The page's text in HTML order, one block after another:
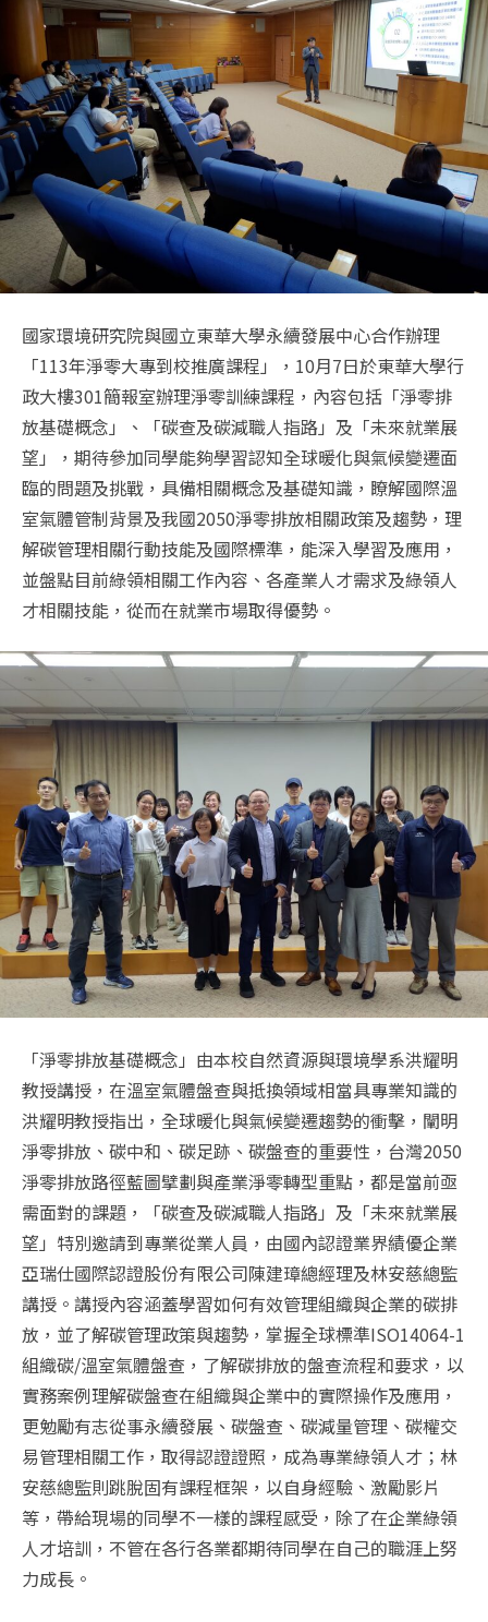
國家環境研究院與國立東華大學永續發展中心合作辦理
「113年淨零大專到校推廣課程」，10月7日於東華大學行
政大樓301簡報室辦理淨零訓練課程，內容包括「淨零排
放基礎概念」、「碳查及碳減職人指路」及「未來就業展
望」，期待參加同學能夠學習認知全球暖化與氣候變遷面
臨的問題及挑戰，具備相關概念及基礎知識，瞭解國際溫
室氣體管制背景及我國2050淨零排放相關政策及趨勢，理
解碳管理相關行動技能及國際標準，能深入學習及應用，
並盤點目前綠領相關工作內容、各產業人才需求及綠領人
才相關技能，從而在就業市場取得優勢。
「淨零排放基礎概念」由本校自然資源與環境學系洪耀明
教授講授，在溫室氣體盤查與抵換領域相當具專業知識的
洪耀明教授指出，全球暖化與氣候變遷趨勢的衝擊，闡明
淨零排放、碳中和、碳足跡、碳盤查的重要性，台灣2050
淨零排放路徑藍圖擘劃與產業淨零轉型重點，都是當前亟
需面對的課題，「碳查及碳減職人指路」及「未來就業展
望」特別邀請到專業從業人員，由國內認證業界績優企業
亞瑞仕國際認證股份有限公司陳建璋總經理及林安慈總監
講授。講授內容涵蓋學習如何有效管理組織與企業的碳排
放，並了解碳管理政策與趨勢，掌握全球標準ISO14064-1
組織碳/溫室氣體盤查，了解碳排放的盤查流程和要求，以
實務案例理解碳盤查在組織與企業中的實際操作及應用，
更勉勵有志從事永續發展、碳盤查、碳減量管理、碳權交
易管理相關工作，取得認證證照，成為專業綠領人才；林
安慈總監則跳脫固有課程框架，以自身經驗、激勵影片
等，帶給現場的同學不一樣的課程感受，除了在企業綠領
人才培訓，不管在各行各業都期待同學在自己的職涯上努
力成長。